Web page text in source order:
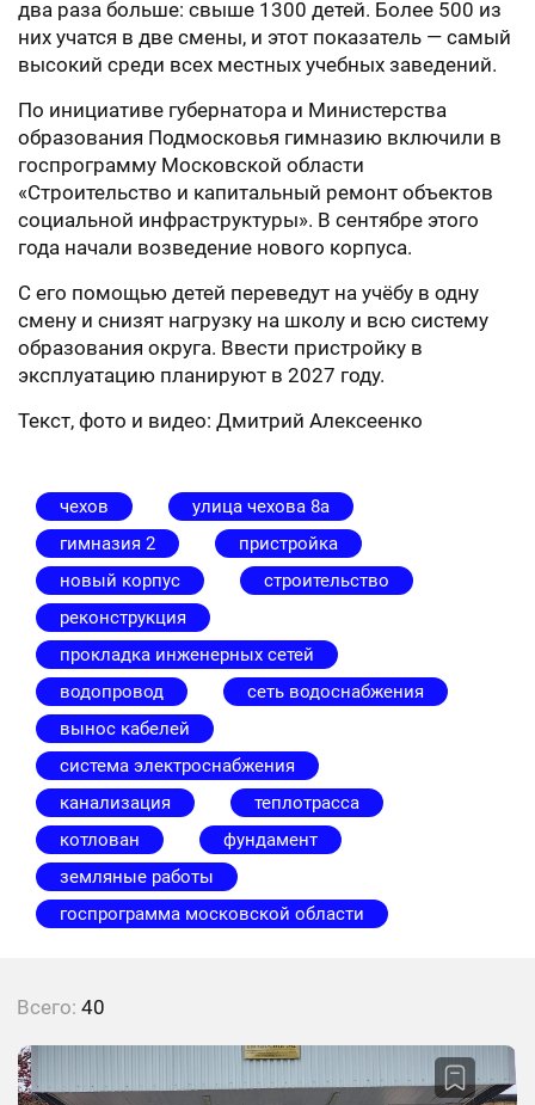
два раза больше: свыше 1300 детей. Более 500 из
них учатся в две смены, и этот показатель — самый
высокий среди всех местных учебных заведений.
По инициативе губернатора и Министерства
образования Подмосковья гимназию включили в
госпрограмму Московской области
«Строительство и капитальный ремонт объектов
социальной инфраструктуры». В сентябре этого
года начали возведение нового корпуса.
С его помощью детей переведут на учёбу в одну
смену и снизят нагрузку на школу и всю систему
образования округа. Ввести пристройку в
эксплуатацию планируют в 2027 году.
Текст, фото и видео: Дмитрий Алексеенко
чехов
улица чехова 8а
гимназия 2
пристройка
новый корпус
строительство
реконструкция
прокладка инженерных сетей
водопровод
сеть водоснабжения
вынос кабелей
система электроснабжения
канализация
теплотрасса
котлован
фундамент
земляные работы
госпрограмма московской области
Всего: 40